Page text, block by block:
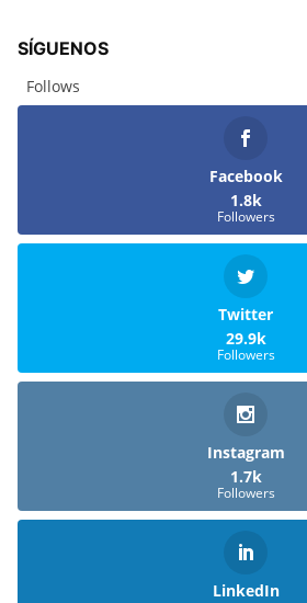
SÍGUENOS
Follows
Facebook
1.8k
Followers
Twitter
29.9k
Followers
Instagram
1.7k
Followers
LinkedIn